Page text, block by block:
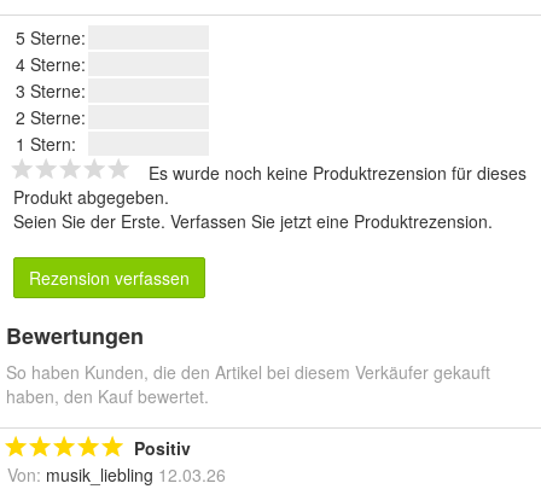
5 Sterne:
4 Sterne:
3 Sterne:
2 Sterne:
1 Stern:
Es wurde noch keine Produktrezension für dieses
Produkt abgegeben.
Seien Sie der Erste. Verfassen Sie jetzt eine Produktrezension.
Rezension verfassen
Bewertungen
So haben Kunden, die den Artikel bei diesem Verkäufer gekauft
haben, den Kauf bewertet.
Positiv
Von: musik_liebling 12.03.26